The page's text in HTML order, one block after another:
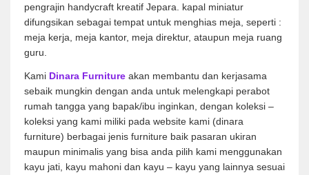
pengrajin handycraft kreatif Jepara. kapal miniatur
difungsikan sebagai tempat untuk menghias meja, seperti :
meja kerja, meja kantor, meja direktur, ataupun meja ruang
guru.
Kami Dinara Furniture akan membantu dan kerjasama
sebaik mungkin dengan anda untuk melengkapi perabot
rumah tangga yang bapak/ibu inginkan, dengan koleksi –
koleksi yang kami miliki pada website kami (dinara
furniture) berbagai jenis furniture baik pasaran ukiran
maupun minimalis yang bisa anda pilih kami menggunakan
kayu jati, kayu mahoni dan kayu – kayu yang lainnya sesuai